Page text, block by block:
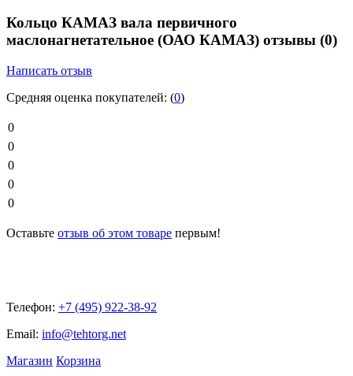
Кольцо КАМАЗ вала первичного
маслонагнетательное (ОАО КАМАЗ) отзывы (0)
Написать отзыв
Средняя оценка покупателей: (0)
0
0
0
0
0
Оставьте отзыв об этом товаре первым!
Телефон: +7 (495) 922-38-92
Email: info@tehtorg.net
Магазин Корзина